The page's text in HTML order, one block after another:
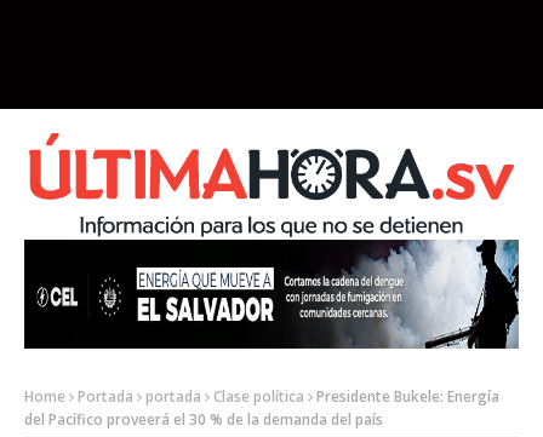
Home Portada portada Clase política
Presidente Bukele: Energía
del Pacífico proveerá el 30 % de la demanda del país